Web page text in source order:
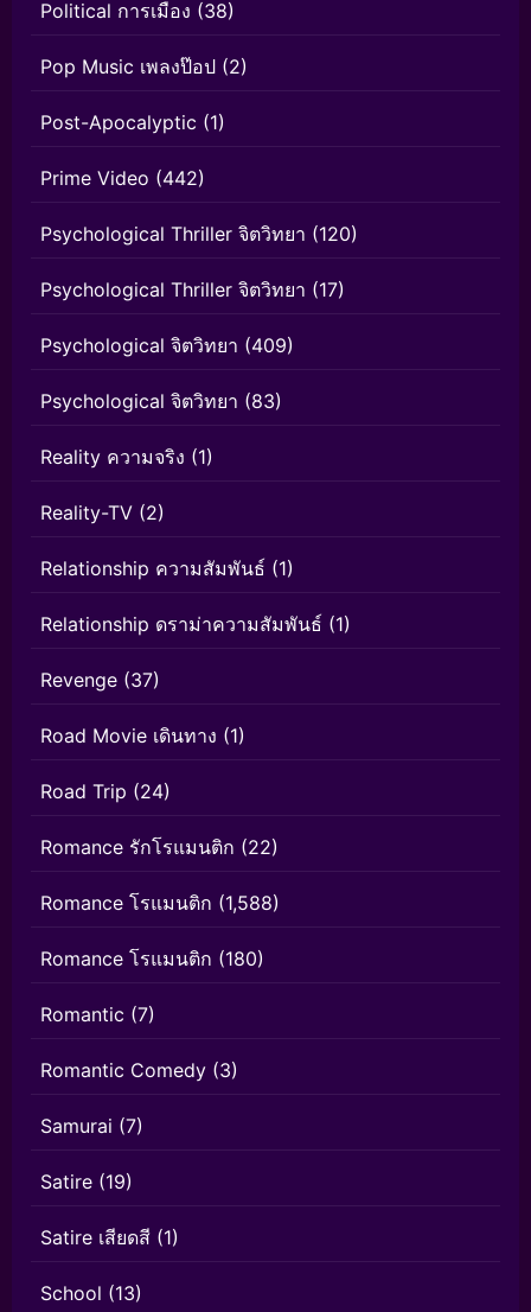
Political การเมือง (38)
Pop Music เพลงป๊อป (2)
Post-Apocalyptic (1)
Prime Video (442)
Psychological Thriller จิตวิทยา (120)
Psychological Thriller จิตวิทยา (17)
Psychological จิตวิทยา (409)
Psychological จิตวิทยา (83)
Reality ความจริง (1)
Reality-TV (2)
Relationship ความสัมพันธ์ (1)
Relationship ดราม่าความสัมพันธ์ (1)
Revenge (37)
Road Movie เดินทาง (1)
Road Trip (24)
Romance รักโรแมนติก (22)
Romance โรแมนติก (1,588)
Romance โรแมนติก (180)
Romantic (7)
Romantic Comedy (3)
Samurai (7)
Satire (19)
Satire เสียดสี (1)
School (13)